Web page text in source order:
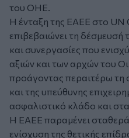
του ΟΗΕ.
Η ένταξη της ΕΑΕΕ στο UN
επιβεβαιώνει τη δέσμευσή
και συνεργασίες που
αξιών και των αρχών του
προάγοντας περαιτέρω τη
και της υπεύθυνης
ασφαλιστικό κλάδο και
Η ΕΑΕΕ παραμένει
ενίσχυση της θετικής